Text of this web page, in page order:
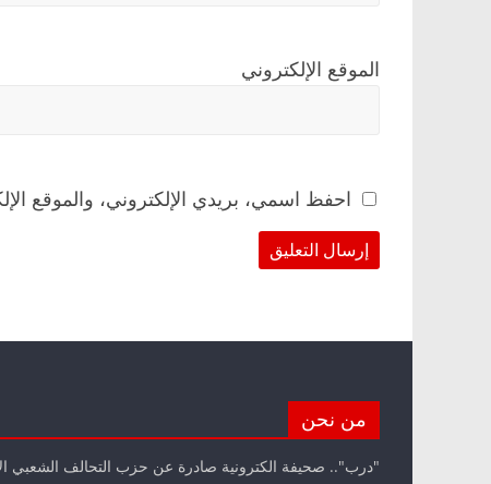
الموقع الإلكتروني
احفظ اسمي، بريدي الإلكتروني، والموقع
من نحن
"درب".. صحيفة الكترونية صادرة عن حزب التحالف الشعبي